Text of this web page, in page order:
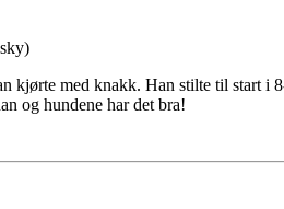
med knakk. Han stilte til start i
og hundene har det bra!